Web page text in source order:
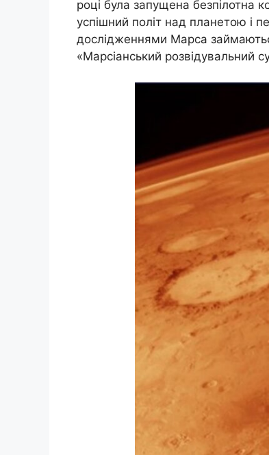
році була запущена безпілотна
успішний політ над планетою і
дослідженнями Марса
«Марсіанський розвідувальний